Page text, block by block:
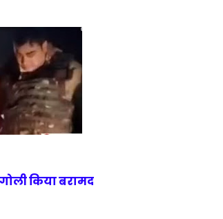
किया बरामद